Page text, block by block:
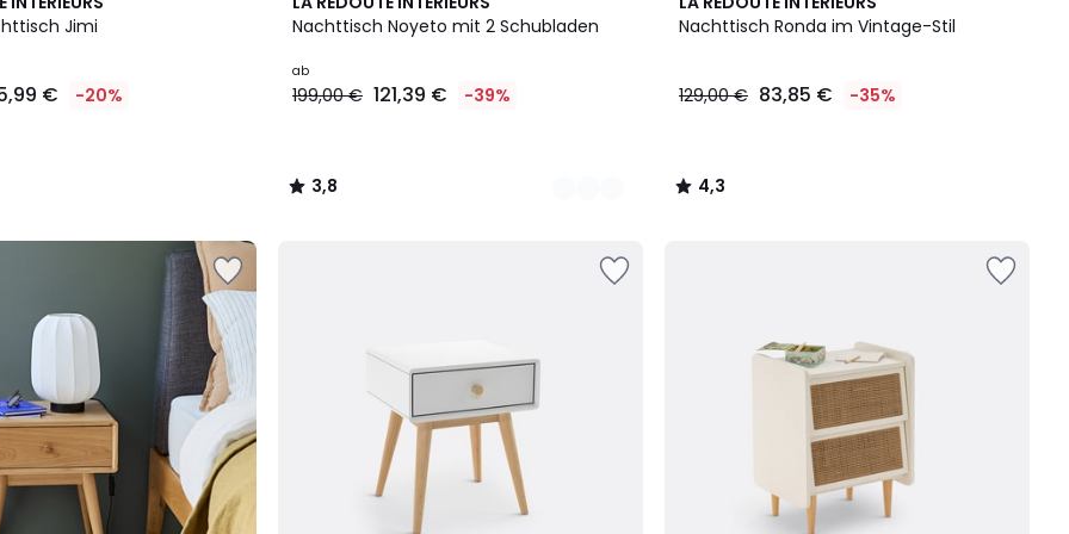
Jimi
€ -20%
Nachttisch Noyeto mit 2 Schubladen
ab
199,00 € 121,39 € -39%
/ 5
Farben
3,8
/
Nachttisch Ronda im Vintage-Stil
129,00 € 83,85 € -35%
/ 5
4,3
/